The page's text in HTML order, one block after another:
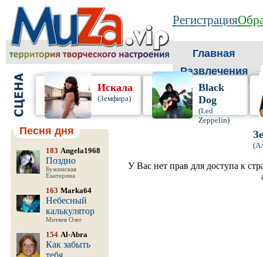
Регистрация
Главная
Развлечения
Искала
(Земфира)
Black
Dog
(Led
Zeppelin)
Песня дня
183 Angela1968
Поздно
Бужинская
Екатерина
163 Marka64
Небесный
калькулятор
Митяев Олег
154 Al-Abra
Как забыть
тебя
У Вас нет прав для доступа к